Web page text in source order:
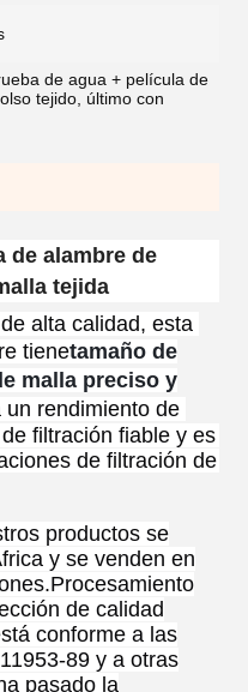
de agua + película de
tejido, último con
de alambre de
tejida
alta calidad, esta
tienetamaño de
malla preciso y
un rendimiento de
filtración fiable y es
de filtración de
productos se
y se venden en
de calidad
conforme a las
89 y a otras
pasado la